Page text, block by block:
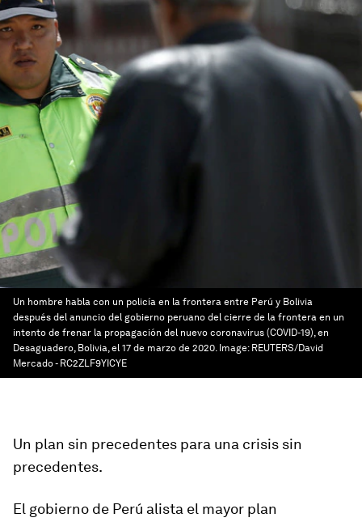
Un hombre habla con un policía en la frontera entre Perú y Bolivia
después del anuncio del gobierno peruano del cierre de la frontera en un
intento de frenar la propagación del nuevo coronavirus (COVID-19), en
Desaguadero, Bolivia, el 17 de marzo de 2020. Image: REUTERS/David
Mercado - RC2ZLF9YICYE
Un plan sin precedentes para una crisis sin
precedentes.
El gobierno de Perú alista el mayor plan